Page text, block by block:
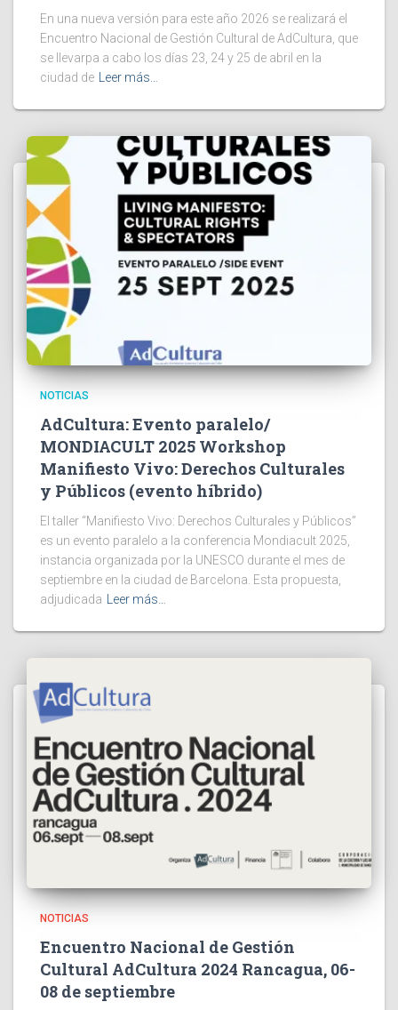
En una nueva versión para este año 2026 se realizará el
Encuentro Nacional de Gestión Cultural de AdCultura, que
se llevarpa a cabo los días 23, 24 y 25 de abril en la
ciudad de
Leer más…
NOTICIAS
AdCultura: Evento paralelo/
MONDIACULT 2025 Workshop
Manifiesto Vivo: Derechos Culturales
y Públicos (evento híbrido)
El taller “Manifiesto Vivo: Derechos Culturales y Públicos”
es un evento paralelo a la conferencia Mondiacult 2025,
instancia organizada por la UNESCO durante el mes de
septiembre en la ciudad de Barcelona. Esta propuesta,
adjudicada Leer más…
NOTICIAS
Encuentro Nacional de Gestión
Cultural AdCultura 2024 Rancagua, 06-
08 de septiembre